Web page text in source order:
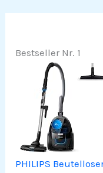
Bestseller Nr. 1
PHILIPS